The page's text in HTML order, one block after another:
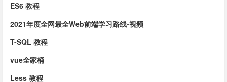
ES6 教程
2021年度全网最全Web前端学习路线-视频
T-SQL 教程
vue全家桶
Less 教程